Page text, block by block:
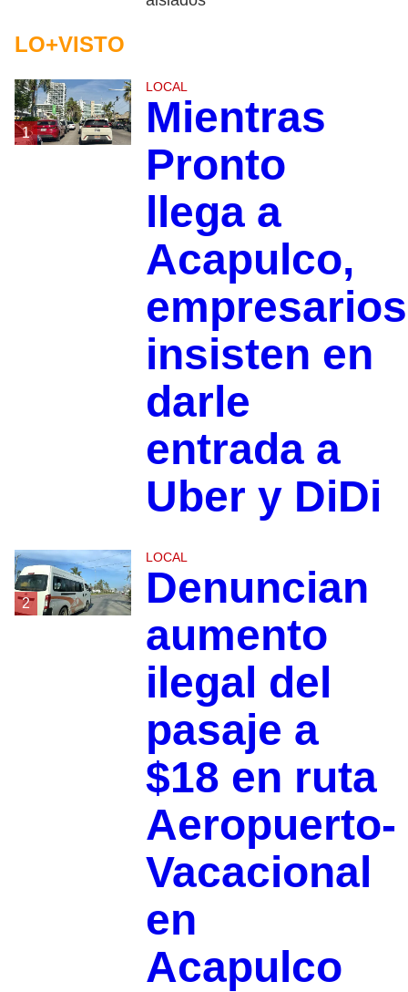
LO+VISTO
1
LOCAL
Mientras
Pronto
llega a
Acapulco,
empresarios
insisten en
darle
entrada a
Uber y DiDi
2
LOCAL
Denuncian
aumento
ilegal del
pasaje a
$18 en ruta
Aeropuerto-
Vacacional
en
Acapulco